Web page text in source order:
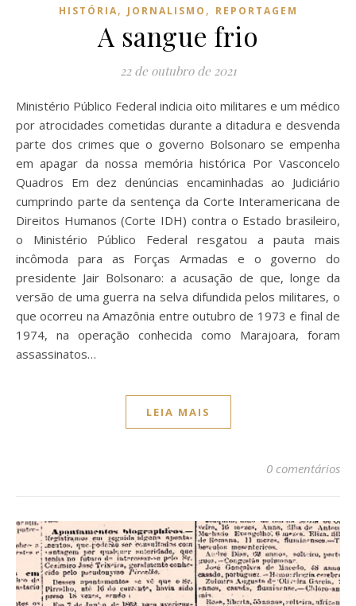
HISTÓRIA, JORNALISMO , REPORTAGEM
A sangue frio
22 de outubro de 2021
Ministério Público Federal indicia oito militares e um médico
por atrocidades cometidas durante a ditadura e desvenda
parte dos crimes que o governo Bolsonaro se empenha
em apagar da nossa memória histórica Por Vasconcelo
Quadros Em dez denúncias encaminhadas ao Judiciário
cumprindo parte da sentença da Corte Interamericana de
Direitos Humanos (Corte IDH) contra o Estado brasileiro,
o Ministério Público Federal resgatou a pauta mais
incômoda para as Forças Armadas e o governo do
presidente Jair Bolsonaro: a acusação de que, longe da
versão de uma guerra na selva difundida pelos militares, o
que ocorreu na Amazônia entre outubro de 1973 e final de
1974, na operação conhecida como Marajoara, foram
assassinatos…
LEIA MAIS
0 comentários